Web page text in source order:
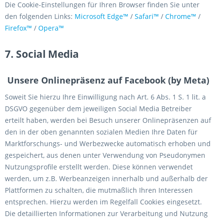
Die Cookie-Einstellungen für Ihren Browser finden Sie unter
den folgenden Links: Microsoft Edge™ / Safari™ / Chrome™ /
Firefox™ / Opera™
7. Social Media
Unsere Onlinepräsenz auf Facebook (by Meta)
Soweit Sie hierzu Ihre Einwilligung nach Art. 6 Abs. 1 S. 1 lit. a
DSGVO gegenüber dem jeweiligen Social Media Betreiber
erteilt haben, werden bei Besuch unserer Onlinepräsenzen auf
den in der oben genannten sozialen Medien Ihre Daten für
Marktforschungs- und Werbezwecke automatisch erhoben und
gespeichert, aus denen unter Verwendung von Pseudonymen
Nutzungsprofile erstellt werden. Diese können verwendet
werden, um z.B. Werbeanzeigen innerhalb und außerhalb der
Plattformen zu schalten, die mutmaßlich Ihren Interessen
entsprechen. Hierzu werden im Regelfall Cookies eingesetzt.
Die detaillierten Informationen zur Verarbeitung und Nutzung